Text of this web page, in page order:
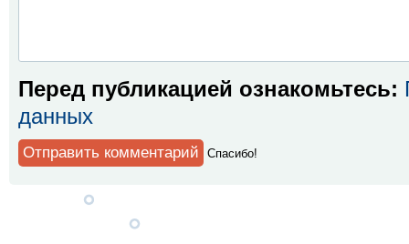
Перед публикацией ознакомьтесь:
данных
Спaсибо!